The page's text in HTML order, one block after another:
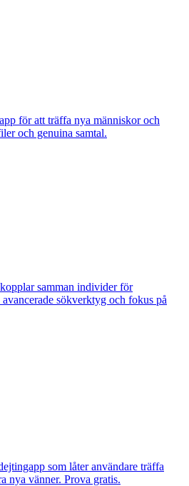
för att träffa nya människor och
och genuina samtal.
samman individer för
sökverktyg och fokus på
som låter användare träffa
nya vänner. Prova gratis.